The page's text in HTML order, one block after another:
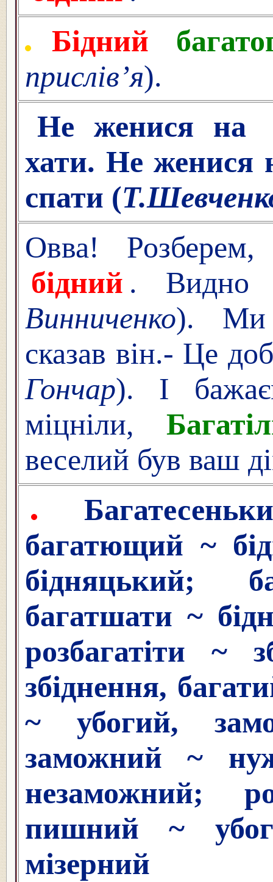
Бідний
прислів’я).
Не женися на
хати. Не женися
спати (
Овва!
бідний . Видно
Винниченко).
сказав він.- Це
Гончар). І
міцніли,
веселий був ваш
багатющий ~
бідняцький;
багатшати ~
розбагатіти ~
збіднення,
~ убогий,
заможний ~
незаможний;
пишний ~
мізерний